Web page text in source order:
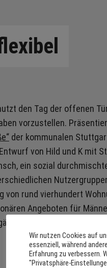
den Tag der offenen
vorzustellen.
der kommunalen
von Hild und K mit
ein sozial
rund vierhundert
Angeboten für
Wir nutzen Cookies auf
essenziell, während
Erfahrung zu verbessern.
"Privatsphäre-